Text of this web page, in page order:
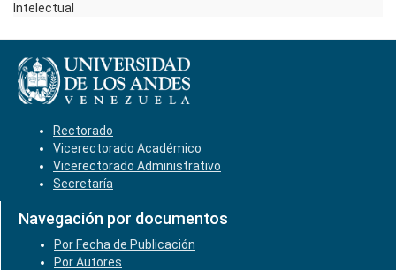
Intelectual
Rectorado
Vicerectorado Académico
Vicerectorado Administrativo
Secretaría
Navegación por documentos
Por Fecha de Publicación
Por Autores